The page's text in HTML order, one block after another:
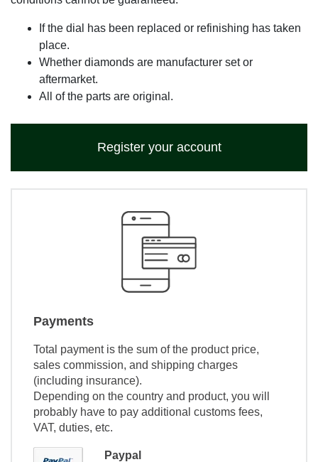
If the dial has been replaced or refinishing has taken
place.
Whether diamonds are manufacturer set or
aftermarket.
All of the parts are original.
Register your account
Payments
Total payment is the sum of the product price,
sales commission, and shipping charges
(including insurance).
Depending on the country and product, you will
probably have to pay additional customs fees,
VAT, duties, etc.
Paypal